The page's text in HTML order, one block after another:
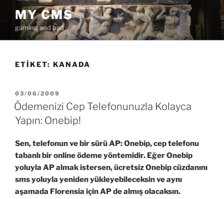
İçeriğe
MY CMS
gaming and bsd
ETIKET: KANADA
YAYIM
TARIHI
03/06/2009
Ödemenizi Cep Telefonunuzla Kolayca
Yapın: Onebip!
Sen, telefonun ve bir sürü AP: Onebip, cep telefonu
tabanlı bir online ödeme yöntemidir. Eğer Onebip
yoluyla AP almak istersen, ücretsiz Onebip cüzdanını
sms yoluyla yeniden yükleyebileceksin ve aynı
aşamada Florensia için AP de almış olacaksın.